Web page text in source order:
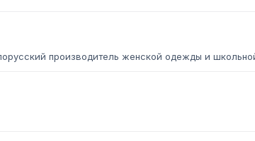
производитель женской одежды и